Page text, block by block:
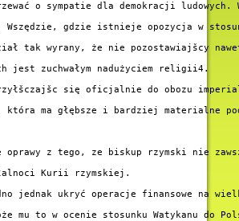
o sympatie dla demokracji
gdzie istnieje opozycja w
tak wyrany, że nie
jest zuchwałym nadużyciem religii4.
się oficjalnie do obozu
ma głębsze i bardziej materialne
z tego, ze biskup rzymski nie
Kurii rzymskiej.
ukryć operacje finansowe na
mu to w ocenie stosunku Watykanu